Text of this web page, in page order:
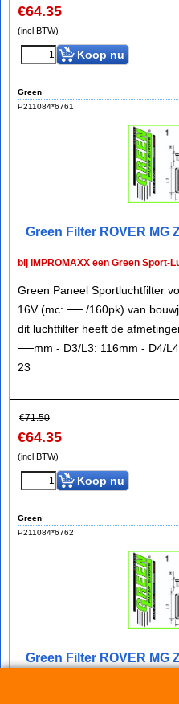
€64.35
(incl BTW)
Koop nu
Green
P211084*6761
Green Filter ROVER MG
bij IMPROMAXX een Green Sport-
Green Paneel Sportluchtfilter
16V (mc: ── /160pk) van
dit luchtfilter heeft de
──mm - D3/L3: 116mm - D4/
23
€71.50
€64.35
(incl BTW)
Koop nu
Green
P211084*6762
Green Filter ROVER MG